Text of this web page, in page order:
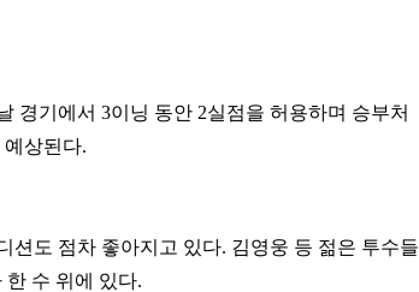
경기에서 3이닝 동안 2실점을 허용하며 승부처
상된다.
션도 점차 좋아지고 있다. 김영웅 등 젊은 투수들
수 위에 있다.